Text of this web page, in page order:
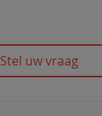
Stel uw vraag